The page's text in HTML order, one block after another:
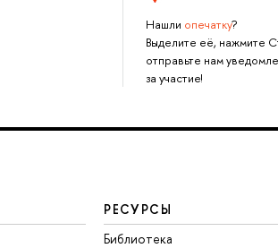
Нашли опечатку?
Выделите её, нажмите
отправьте нам
за участие!
РЕСУРСЫ
Библиотека